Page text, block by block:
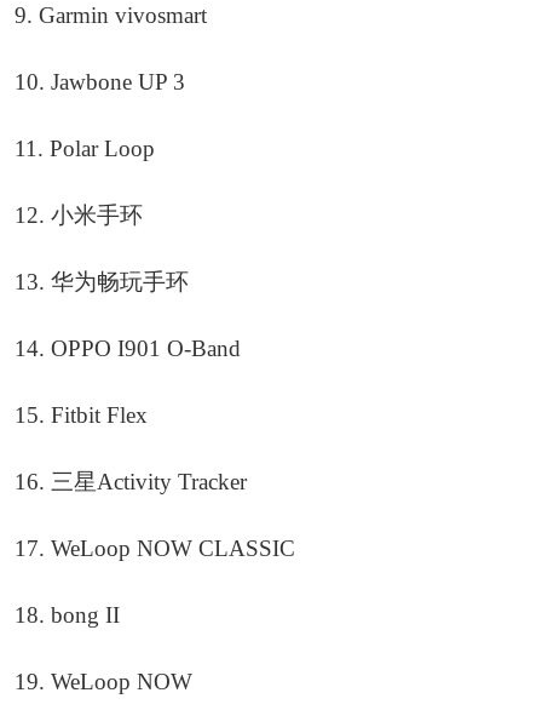
9. Garmin vivosmart
10. Jawbone UP 3
11. Polar Loop
12. 小米手环
13. 华为畅玩手环
14. OPPO I901 O-Band
15. Fitbit Flex
16. 三星Activity Tracker
17. WeLoop NOW CLASSIC
18. bong II
19. WeLoop NOW